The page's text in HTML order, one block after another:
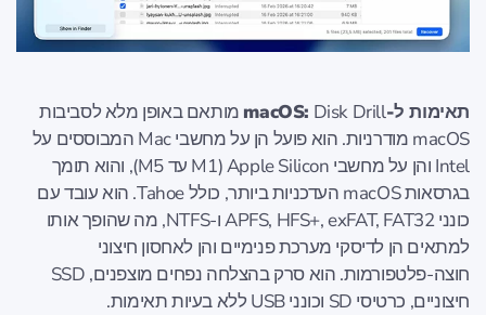
תאימות ל-macOS:
Disk Drill מותאם באופן מלא לסביבות
macOS מודרניות. הוא פועל הן על מחשבי Mac המבוססים על
Intel והן על מחשבי Apple Silicon (M1 עד M5), והוא תומך
בגרסאות macOS העדכניות ביותר, כולל Tahoe. הוא עובד עם
כונני APFS, HFS+, exFAT, FAT32 ו-NTFS, מה שהופך אותו
למתאים הן לדיסקי מערכת פנימיים והן לאחסון חיצוני
חוצה-פלטפורמות. הוא סרק בהצלחה נפחים מוצפנים, SSD
חיצוניים, כרטיסי SD וכונני USB ללא בעיות תאימות.